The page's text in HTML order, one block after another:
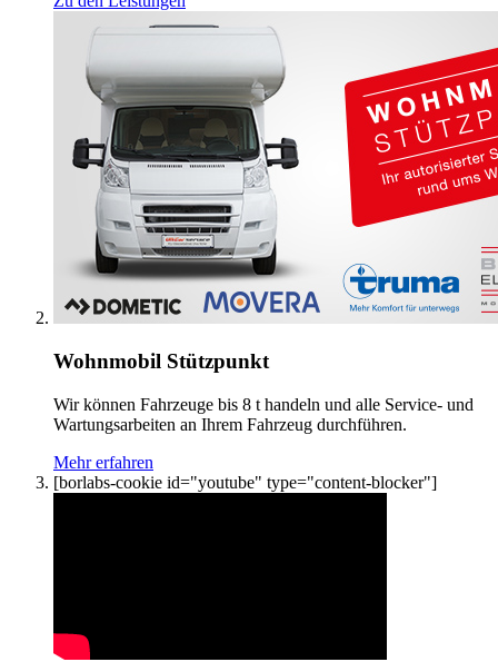
Wohnmobil Stützpunkt
Wir können Fahrzeuge bis 8 t handeln und alle Service- und
Wartungsarbeiten an Ihrem Fahrzeug durchführen.
Mehr erfahren
[borlabs-cookie id="youtube" type="content-blocker"]